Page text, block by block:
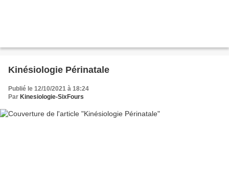
Kinésiologie Périnatale
Publié le 12/10/2021 à 18:24
Par Kinesiologie-SixFours